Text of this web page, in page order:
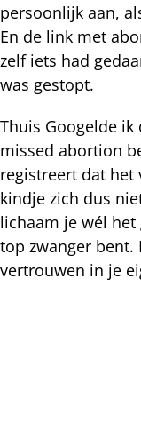
persoonlijk aan,
En de link met
zelf iets had
was gestopt.
Thuis Googelde
missed abortion
registreert dat het
kindje zich dus
lichaam je wél
top zwanger bent.
vertrouwen in je